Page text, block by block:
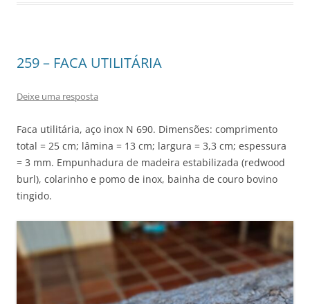
259 – FACA UTILITÁRIA
Deixe uma resposta
Faca utilitária, aço inox N 690. Dimensões: comprimento
total = 25 cm; lâmina = 13 cm; largura = 3,3 cm; espessura
= 3 mm. Empunhadura de madeira estabilizada (redwood
burl), colarinho e pomo de inox, bainha de couro bovino
tingido.